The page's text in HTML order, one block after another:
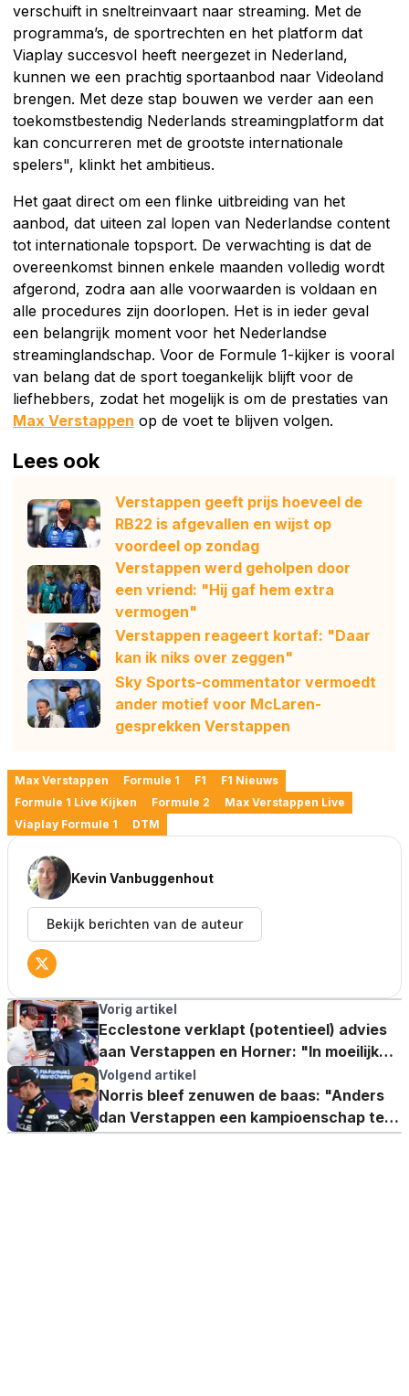
verschuift in sneltreinvaart naar streaming. Met de
programma’s, de sportrechten en het platform dat
Viaplay succesvol heeft neergezet in Nederland,
kunnen we een prachtig sportaanbod naar Videoland
brengen. Met deze stap bouwen we verder aan een
toekomstbestendig Nederlands streamingplatform dat
kan concurreren met de grootste internationale
spelers", klinkt het ambitieus.
Het gaat direct om een flinke uitbreiding van het
aanbod, dat uiteen zal lopen van Nederlandse content
tot internationale topsport. De verwachting is dat de
overeenkomst binnen enkele maanden volledig wordt
afgerond, zodra aan alle voorwaarden is voldaan en
alle procedures zijn doorlopen. Het is in ieder geval
een belangrijk moment voor het Nederlandse
streaminglandschap. Voor de Formule 1-kijker is vooral
van belang dat de sport toegankelijk blijft voor de
liefhebbers, zodat het mogelijk is om de prestaties van
Max Verstappen op de voet te blijven volgen.
Lees ook
Verstappen geeft prijs hoeveel de
RB22 is afgevallen en wijst op
voordeel op zondag
Verstappen werd geholpen door
een vriend: "Hij gaf hem extra
vermogen"
Verstappen reageert kortaf: "Daar
kan ik niks over zeggen"
Sky Sports-commentator vermoedt
ander motief voor McLaren-
gesprekken Verstappen
Max Verstappen Formule 1 F1
F1 Nieuws
Formule 1 Live Kijken
Formule 2
Max Verstappen Live
Viaplay Formule 1
DTM
Kevin Vanbuggenhout
Bekijk berichten van de auteur
Vorig artikel
Ecclestone verklapt (potentieel) advies
aan Verstappen en Horner: "In moeilijke
positie"
Volgend artikel
Norris bleef zenuwen de baas: "Anders
dan Verstappen een kampioenschap te
zien winnen"